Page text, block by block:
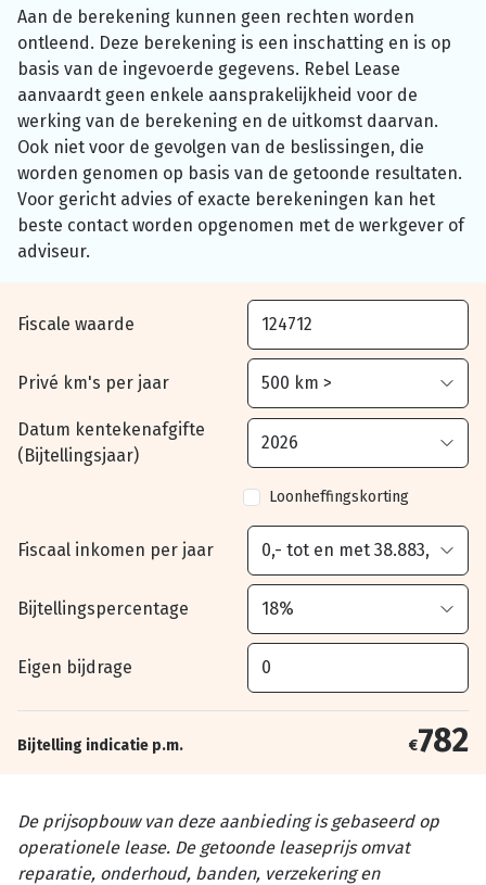
Aan de berekening kunnen geen rechten worden
ontleend. Deze berekening is een inschatting en is op
basis van de ingevoerde gegevens. Rebel Lease
aanvaardt geen enkele aansprakelijkheid voor de
werking van de berekening en de uitkomst daarvan.
Ook niet voor de gevolgen van de beslissingen, die
worden genomen op basis van de getoonde resultaten.
Voor gericht advies of exacte berekeningen kan het
beste contact worden opgenomen met de werkgever of
adviseur.
Fiscale waarde
Privé km's per jaar
Datum kentekenafgifte
(Bijtellingsjaar)
Loonheffingskorting
Fiscaal inkomen per jaar
Bijtellingspercentage
Eigen bijdrage
Bijtelling indicatie p.m. €782
De prijsopbouw van deze aanbieding is gebaseerd op
operationele lease. De getoonde leaseprijs omvat
reparatie, onderhoud, banden, verzekering en